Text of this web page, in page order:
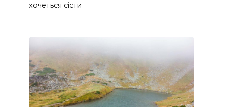
хочеться сісти